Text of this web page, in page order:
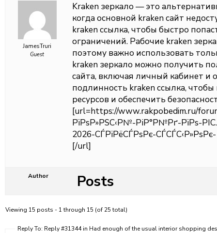
JamesTruri
Guest
Kraken зеркало — это
когда основной kraken сайт
kraken ссылка, чтобы быстро
ограничений. Рабочие kraken
поэтому важно использовать
kraken зеркало можно получить
сайта, включая личный кабинет и
подлинность kraken ссылка,
ресурсов и обеспечить
[url=https://www.rakpobedim.ru/
РїРѕР»РЅС‹Р№-РіР°Р№Рґ-РїРѕ-
2026-СЃРїРёСЃРѕРє-
[/url]
Author Posts
Viewing 15 posts - 1 through 15 (of 25 total)
Reply To: Reply #31344 in Had enough of the usual interior shopping